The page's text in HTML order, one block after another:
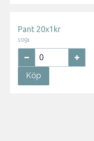
Pant 20x1kr
1091
Köp